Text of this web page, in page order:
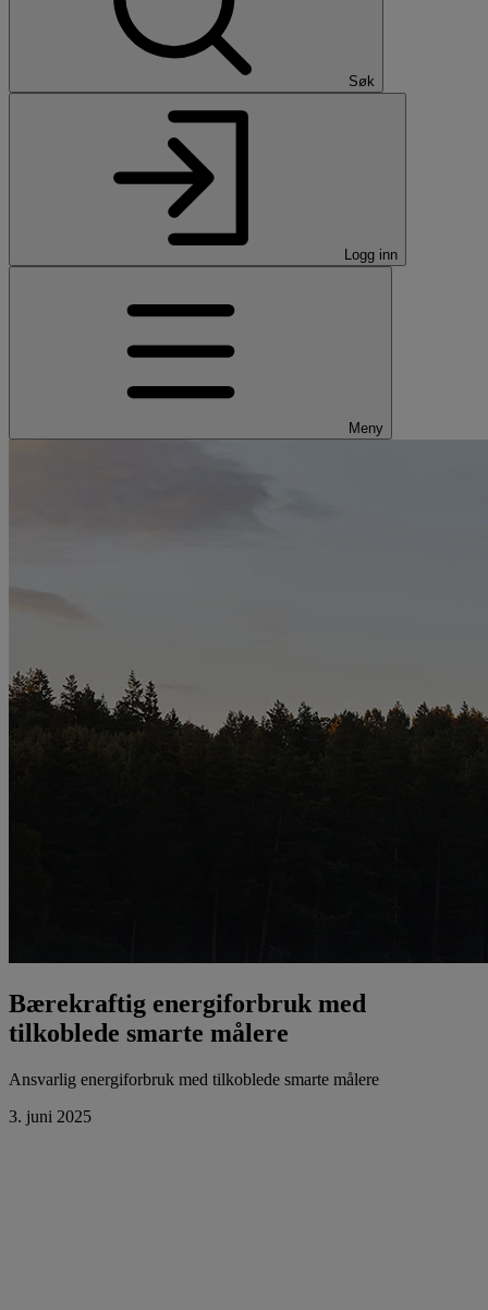
Søk
Logg inn
Meny
Bærekraftig energiforbruk med
tilkoblede smarte målere
Ansvarlig energiforbruk med tilkoblede smarte målere
3. juni 2025